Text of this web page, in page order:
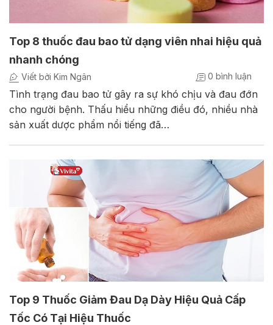
Top 8 thuốc đau bao tử dạng viên nhai hiệu quả
nhanh chóng
Viết bởi Kim Ngân 0 bình luận
Tình trạng đau bao tử gây ra sự khó chịu và đau đớn
cho người bệnh. Thấu hiểu những điều đó, nhiều nhà
sản xuất dược phẩm nổi tiếng đã…
Top 9 Thuốc Giảm Đau Dạ Dày Hiệu Quả Cấp
Tốc Có Tại Hiệu Thuốc